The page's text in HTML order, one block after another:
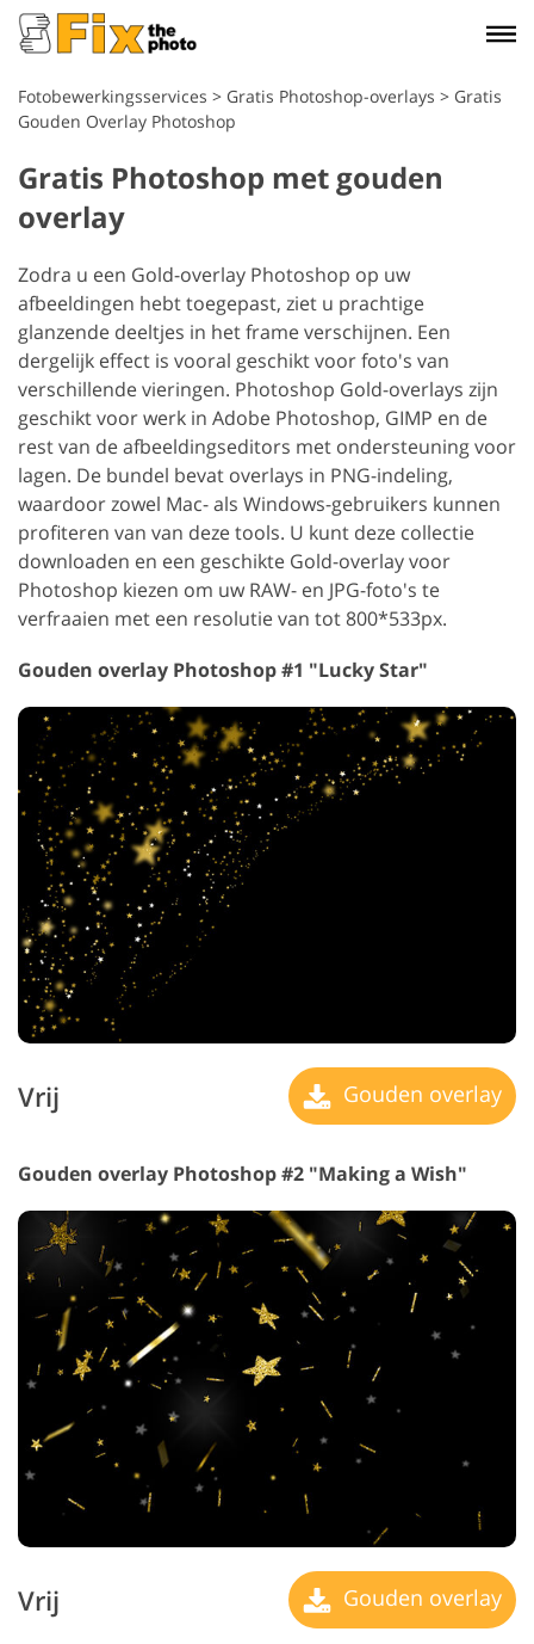
Fotobewerkingsservices > Gratis Photoshop-overlays > Gratis
Gouden Overlay Photoshop
Gratis Photoshop met gouden
overlay
Zodra u een Gold-overlay Photoshop op uw
afbeeldingen hebt toegepast, ziet u prachtige
glanzende deeltjes in het frame verschijnen. Een
dergelijk effect is vooral geschikt voor foto's van
verschillende vieringen. Photoshop Gold-overlays zijn
geschikt voor werk in Adobe Photoshop, GIMP en de
rest van de afbeeldingseditors met ondersteuning voor
lagen. De bundel bevat overlays in PNG-indeling,
waardoor zowel Mac- als Windows-gebruikers kunnen
profiteren van van deze tools. U kunt deze collectie
downloaden en een geschikte Gold-overlay voor
Photoshop kiezen om uw RAW- en JPG-foto's te
verfraaien met een resolutie van tot 800*533px.
Gouden overlay Photoshop #1 "Lucky Star"
Vrij Gouden overlay
Gouden overlay Photoshop #2 "Making a Wish"
Vrij Gouden overlay